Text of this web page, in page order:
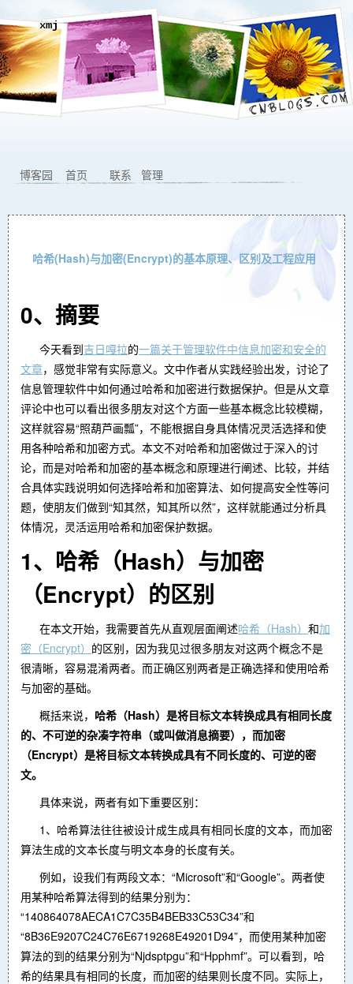
xmj
博客园 首页 联系 管理
哈希(Hash)与加密(Encrypt)的基本原理、区别及工程应用
0、摘要
今天看到吉日嘎拉的一篇关于管理软件中信息加密和安全的
文章，感觉非常有实际意义。文中作者从实践经验出发，讨论了
信息管理软件中如何通过哈希和加密进行数据保护。但是从文章
评论中也可以看出很多朋友对这个方面一些基本概念比较模糊，
这样就容易“照葫芦画瓢”，不能根据自身具体情况灵活选择和使
用各种哈希和加密方式。本文不对哈希和加密做过于深入的讨
论，而是对哈希和加密的基本概念和原理进行阐述、比较，并结
合具体实践说明如何选择哈希和加密算法、如何提高安全性等问
题，使朋友们做到“知其然，知其所以然”，这样就能通过分析具
体情况，灵活运用哈希和加密保护数据。
1、哈希（Hash）与加密
（Encrypt）的区别
在本文开始，我需要首先从直观层面阐述哈希（Hash） 和加
密（Encrypt） 的区别，因为我见过很多朋友对这两个概念不是
很清晰，容易混淆两者。而正确区别两者是正确选择和使用哈希
与加密的基础。
概括来说， 哈希（Hash）是将目标文本转换成具有相同长度
的、不可逆的杂凑字符串（或叫做消息摘要），而加密
（Encrypt）是将目标文本转换成具有不同长度的、可逆的密
文。
具体来说，两者有如下重要区别：
1、哈希算法往往被设计成生成具有相同长度的文本，而加密
算法生成的文本长度与明文本身的长度有关。
例如，设我们有两段文本：“Microsoft”和“Google”。两者使
用某种哈希算法得到的结果分别为：
“140864078AECA1C7C35B4BEB33C53C34”和
“8B36E9207C24C76E6719268E49201D94”，而使用某种加密
算法的到的结果分别为“Njdsptpgu”和“Hpphmf”。可以看到，哈
希的结果具有相同的长度，而加密的结果则长度不同。实际上，